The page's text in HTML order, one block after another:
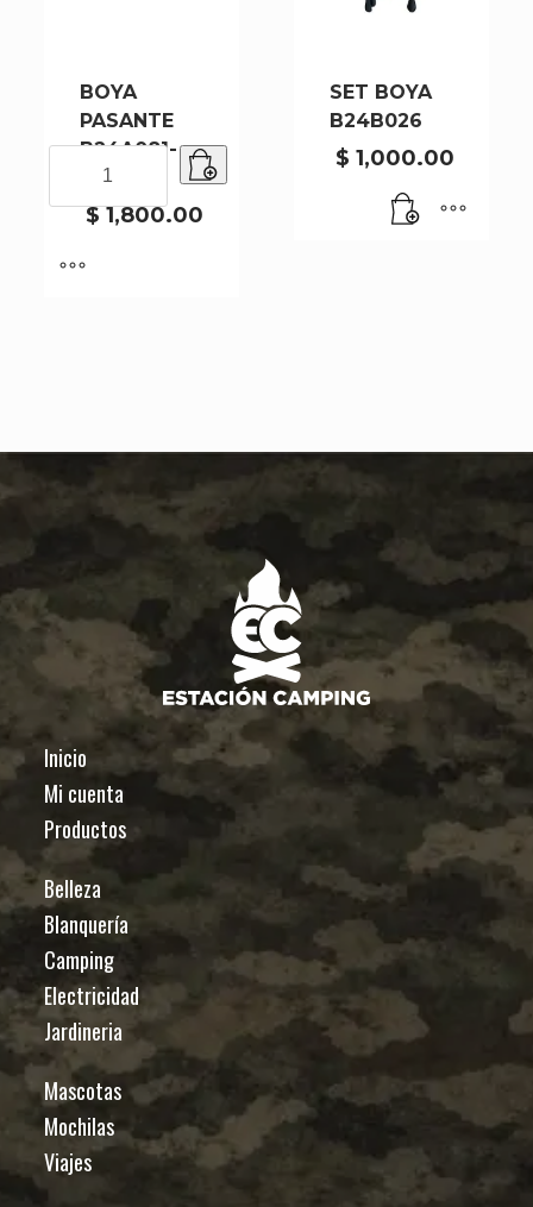
BOYA
PASANTE
B24A081-
15G X3U
$1,800.00
PASANTE
B24A081-
X3U
SET BOYA
B24B026
$ 1,000.00
Inicio
Mi cuenta
Productos
Belleza
Blanquería
Camping
Electricidad
Jardineria
Mascotas
Mochilas
Viajes